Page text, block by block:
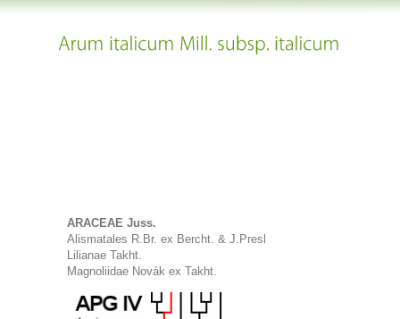
ARACEAE Juss.
Alismatales R.Br. ex Bercht. & J.Presl
Lilianae Takht.
Magnoliidae Novák ex Takht.